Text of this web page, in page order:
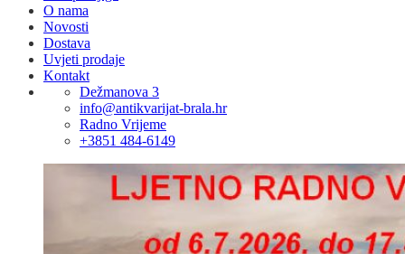
O nama
Novosti
Dostava
Uvjeti prodaje
Kontakt
Dežmanova 3
info@antikvarijat-brala.hr
Radno Vrijeme
+3851 484-6149